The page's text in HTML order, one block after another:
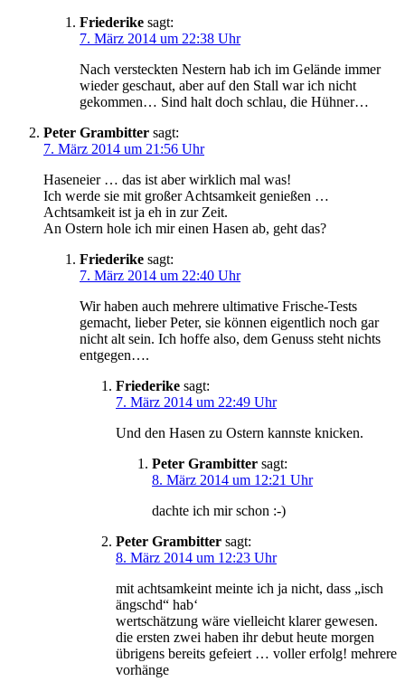
Friederike sagt:
7. März 2014 um 22:38 Uhr
Nach versteckten Nestern hab ich im Gelände immer
wieder geschaut, aber auf den Stall war ich nicht
gekommen… Sind halt doch schlau, die Hühner…
Peter Grambitter sagt:
7. März 2014 um 21:56 Uhr
Haseneier … das ist aber wirklich mal was!
Ich werde sie mit großer Achtsamkeit genießen …
Achtsamkeit ist ja eh in zur Zeit.
An Ostern hole ich mir einen Hasen ab, geht das?
Friederike sagt:
7. März 2014 um 22:40 Uhr
Wir haben auch mehrere ultimative Frische-Tests
gemacht, lieber Peter, sie können eigentlich noch gar
nicht alt sein. Ich hoffe also, dem Genuss steht nichts
entgegen….
Friederike sagt:
7. März 2014 um 22:49 Uhr
Und den Hasen zu Ostern kannste knicken.
Peter Grambitter sagt:
8. März 2014 um 12:21 Uhr
dachte ich mir schon :-)
Peter Grambitter sagt:
8. März 2014 um 12:23 Uhr
mit achtsamkeint meinte ich ja nicht, dass „isch
ängschd“ hab‘
wertschätzung wäre vielleicht klarer gewesen.
die ersten zwei haben ihr debut heute morgen
übrigens bereits gefeiert … voller erfolg! mehrere
vorhänge